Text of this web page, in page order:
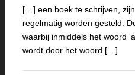
[…] een boek te schrijven,
regelmatig worden gesteld.
waarbij inmiddels het woord
wordt door het woord […]